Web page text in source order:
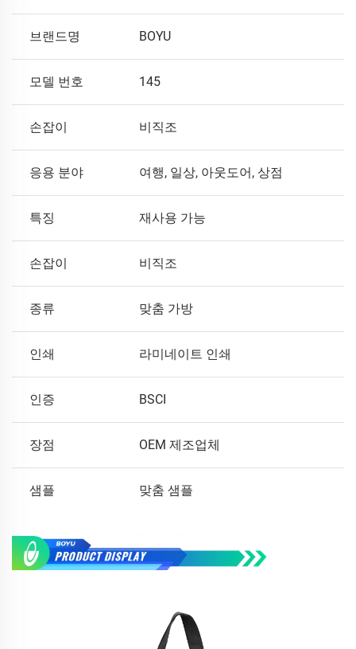
브랜드명 BOYU
모델 번호 145
손잡이 비직조
응용 분야 여행, 일상, 아웃도어, 상점
특징 재사용 가능
손잡이 비직조
종류 맞춤 가방
인쇄 라미네이트 인쇄
인증 BSCI
장점 OEM 제조업체
샘플 맞춤 샘플